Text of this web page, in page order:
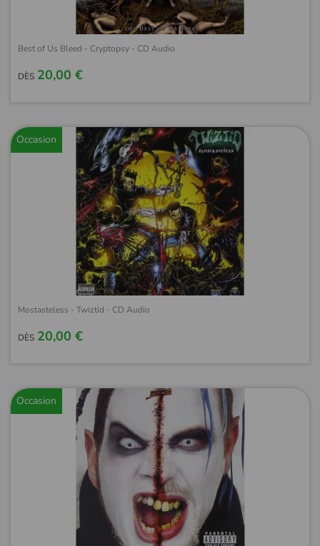
Best of Us Bleed - Cryptopsy - CD Audio
DÈS 20,00 €
Occasion
Mostasteless - Twiztid - CD Audio
DÈS 20,00 €
Occasion